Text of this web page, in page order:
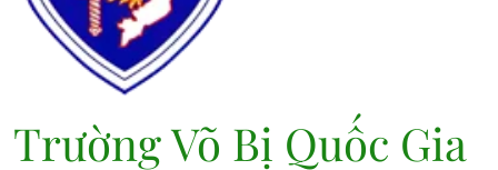
Trường Võ Bị Quốc Gia